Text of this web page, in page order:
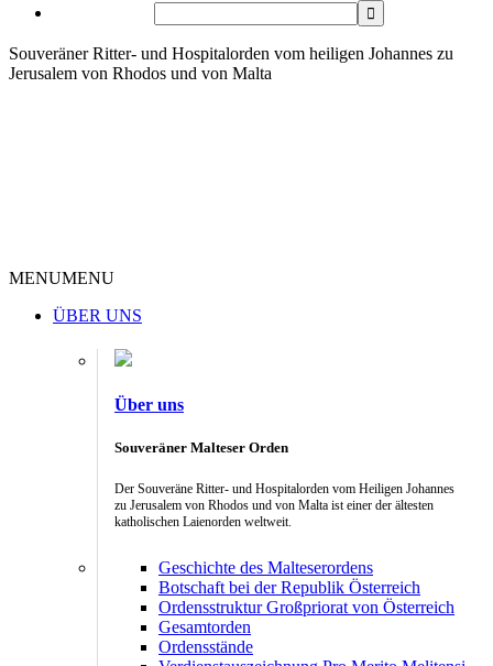
Souveräner Ritter- und Hospitalorden vom heiligen Johannes zu
Jerusalem von Rhodos und von Malta
MENUMENU
ÜBER UNS
Über uns
Souveräner Malteser Orden
Der Souveräne Ritter- und Hospitalorden vom Heiligen Johannes
zu Jerusalem von Rhodos und von Malta ist einer der ältesten
katholischen Laienorden weltweit.
Geschichte des Malteserordens
Botschaft bei der Republik Österreich
Ordensstruktur Großpriorat von Österreich
Gesamtorden
Ordensstände